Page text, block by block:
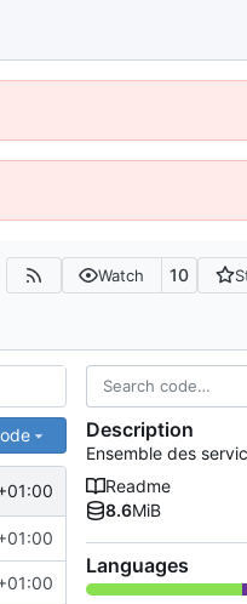
Watch 10
Description
Ensemble des
Readme
8.6MiB
Languages